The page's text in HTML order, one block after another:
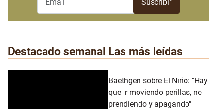
Destacado semanal Las más leídas
Baethgen sobre El Niño: "Hay
que ir moviendo perillas, no
prendiendo y apagando"